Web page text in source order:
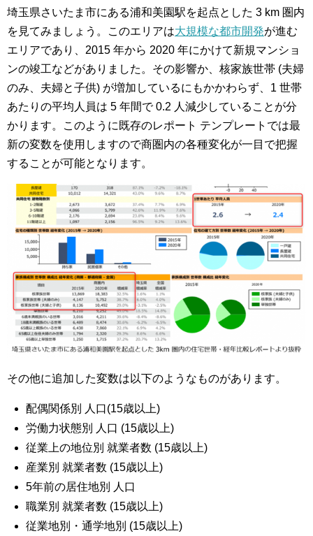
埼玉県さいたま市にある浦和美園駅を起点とした 3 km 圏内
を見てみましょう。このエリアは大規模な都市開発が進む
エリアであり、2015 年から 2020 年にかけて新規マンショ
ンの竣工などがありました。その影響か、核家族世帯 (夫婦
のみ、夫婦と子供) が増加しているにもかかわらず、1 世帯
あたりの平均人員は 5 年間で 0.2 人減少していることが分
かります。このように既存のレポート テンプレートでは最
新の変数を使用しますので商圏内の各種変化が一目で把握
することが可能となります。
その他に追加した変数は以下のようなものがあります。
配偶関係別 人口(15歳以上)
労働力状態別 人口 (15歳以上)
従業上の地位別 就業者数 (15歳以上)
産業別 就業者数 (15歳以上)
5年前の居住地別 人口
職業別 就業者数 (15歳以上)
従業地別・通学地別 (15歳以上)